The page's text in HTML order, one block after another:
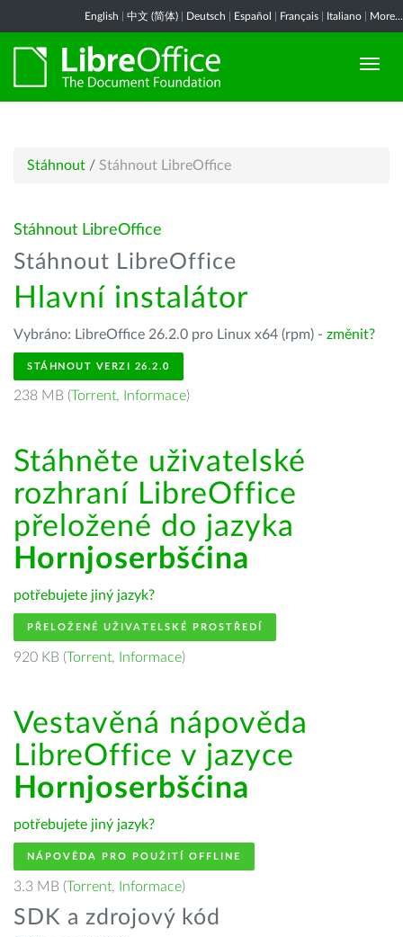
English 中文 (简体) Deutsch Español Français Italiano More...
Stáhnout / Stáhnout LibreOffice
Stáhnout LibreOffice
Stáhnout LibreOffice
Hlavní instalátor
Vybráno: LibreOffice 26.2.0 pro Linux x64 (rpm) - změnit?
STÁHNOUT VERZI 26.2.0
238 MB (Torrent, Informace)
Stáhněte uživatelské
rozhraní LibreOffice
přeložené do jazyka
Hornjoserbšćina
potřebujete jiný jazyk?
PŘELOŽENÉ UŽIVATELSKÉ PROSTŘEDÍ
920 KB (Torrent, Informace)
Vestavěná nápověda
LibreOffice v jazyce
Hornjoserbšćina
potřebujete jiný jazyk?
NÁPOVĚDA PRO POUŽITÍ OFFLINE
3.3 MB (Torrent, Informace)
SDK a zdrojový kód